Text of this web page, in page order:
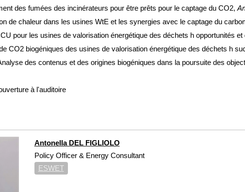
des fumées des incinérateurs pour être prêts pour le captage du CO2,
de chaleur dans les usines WtE et les synergies avec le captage du
pour les usines de valorisation énergétique des déchets h opportunités
CO2 biogéniques des usines de valorisation énergétique des déchets h
des contenus et des origines biogéniques dans la poursuite des
à l'auditoire
Antonella DEL FIGLIOLO
Policy Officer & Energy Consultant
ESWET